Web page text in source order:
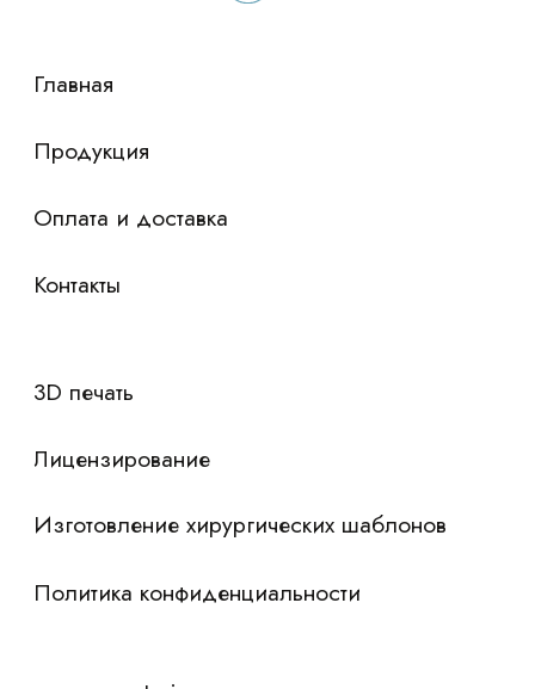
Я согласен сполитикой конфиденциальности